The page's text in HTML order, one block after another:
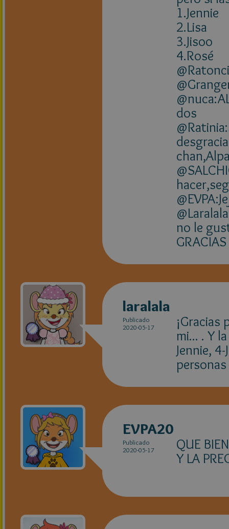
1.Jennie
2.Lisa
3.Jisoo
4.Rosé
dos
no le
laralala
Publicado
2020-05-17
mi... . Y
Jennie,
EVPA20
Publicado
2020-05-17
QUE
Y LA